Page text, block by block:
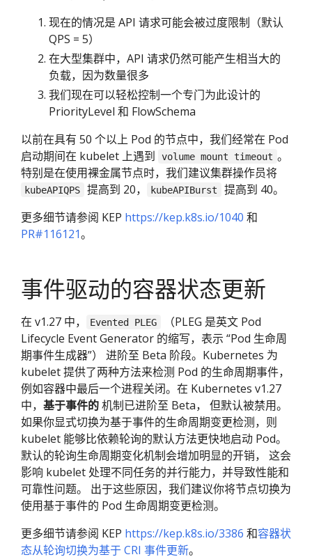
现在的情况是 API 请求可能会被过度限制（默认
QPS = 5）
在大型集群中，API 请求仍然可能产生相当大的
负载，因为数量很多
我们现在可以轻松控制一个专门为此设计的
PriorityLevel 和 FlowSchema
以前在具有 50 个以上 Pod 的节点中，我们经常在 Pod
启动期间在 kubelet 上遇到
volume mount timeout 。
特别是在使用裸金属节点时，我们建议集群操作员将
kubeAPIQPS 提高到 20， kubeAPIBurst
提高到 40。
更多细节请参阅 KEP https://kep.k8s.io/1040 和
PR#116121。
事件驱动的容器状态更新
在 v1.27 中， Evented PLEG
（PLEG 是英文 Pod
Lifecycle Event Generator 的缩写，表示 “Pod 生命周
期事件生成器”） 进阶至 Beta 阶段。Kubernetes 为
kubelet 提供了两种方法来检测 Pod 的生命周期事件，
例如容器中最后一个进程关闭。在 Kubernetes v1.27
中， 基于事件的机制已进阶至 Beta， 但默认被禁用。
如果你显式切换为基于事件的生命周期变更检测，则
kubelet 能够比依赖轮询的默认方法更快地启动 Pod。
默认的轮询生命周期变化机制会增加明显的开销， 这会
影响 kubelet 处理不同任务的并行能力，并导致性能和
可靠性问题。 出于这些原因，我们建议你将节点切换为
使用基于事件的 Pod 生命周期变更检测。
更多细节请参阅 KEP https://kep.k8s.io/3386 和容器状
态从轮询切换为基于 CRI 事件更新。